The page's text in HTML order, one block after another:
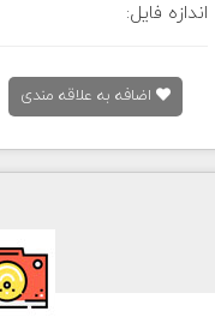
اندازه فایل:
اضافه به علاقه مندی